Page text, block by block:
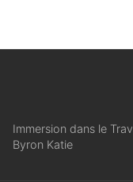
Immersion dans le
Byron Katie